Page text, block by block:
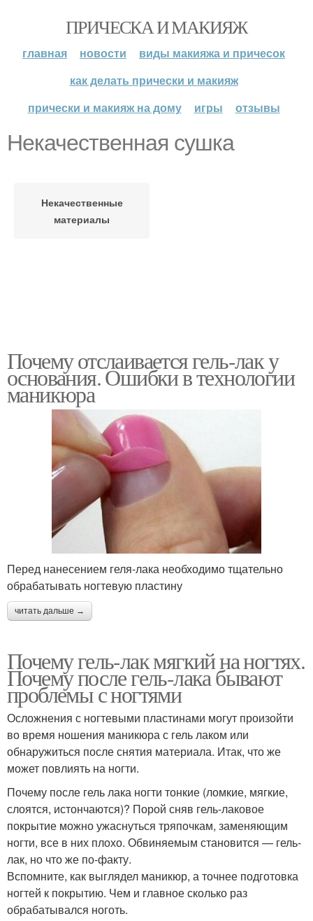
ПРИЧЕСКА И МАКИЯЖ
главная новости
виды макияжа и причесок
как делать прически и макияж
прически и макияж на дому
игры отзывы
Некачественная сушка
Некачественные
материалы
Почему отслаивается гель-лак у
основания. Ошибки в технологии
маникюра
Перед нанесением геля-лака необходимо тщательно
обрабатывать ногтевую пластину
читать дальше →
Почему гель-лак мягкий на ногтях.
Почему после гель-лака бывают
проблемы с ногтями
Осложнения с ногтевыми пластинами могут произойти
во время ношения маникюра с гель лаком или
обнаружиться после снятия материала. Итак, что же
может повлиять на ногти.
Почему после гель лака ногти тонкие (ломкие, мягкие,
слоятся, истончаются)? Порой сняв гель-лаковое
покрытие можно ужаснуться тряпочкам, заменяющим
ногти, все в них плохо. Обвиняемым становится — гель-
лак, но что же по-факту.
Вспомните, как выглядел маникюр, а точнее подготовка
ногтей к покрытию. Чем и главное сколько раз
обрабатывался ноготь.